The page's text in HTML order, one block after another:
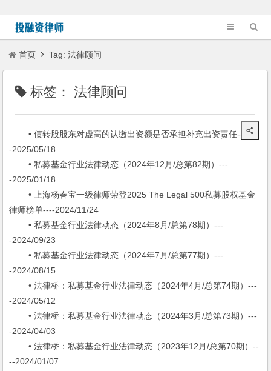
首页 Tag: 法律顾问
标签：法律顾问
• 债转股股东对虚高的认缴出资额是否承担补充出资责任---
-2025/05/18
• 私募基金行业法律动态（2024年12月/总第82期）---
-2025/01/18
• 上海杨春宝一级律师荣登2025 The Legal 500私募股权基金
律师榜单----2024/11/24
• 私募基金行业法律动态（2024年8月/总第78期）---
-2024/09/23
• 私募基金行业法律动态（2024年7月/总第77期）---
-2024/08/15
• 法律桥：私募基金行业法律动态（2024年4月/总第74期）---
-2024/05/12
• 法律桥：私募基金行业法律动态（2024年3月/总第73期）---
-2024/04/03
• 法律桥：私募基金行业法律动态（2023年12月/总第70期）--
--2024/01/07